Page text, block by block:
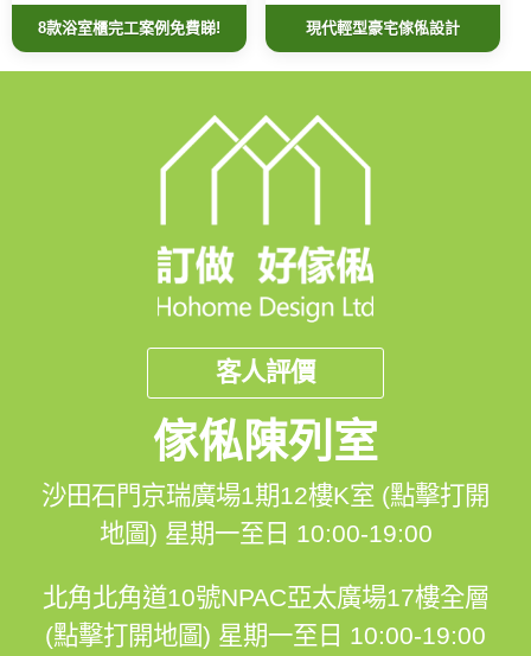
8款浴室櫃完工案例免費睇! 現代輕型豪宅傢俬設計
客人評價
傢俬陳列室
沙田石門京瑞廣場1期12樓K室 (點擊打開
地圖) 星期一至日 10:00-19:00
北角北角道10號NPAC亞太廣場17樓全層
(點擊打開地圖) 星期一至日 10:00-19:00